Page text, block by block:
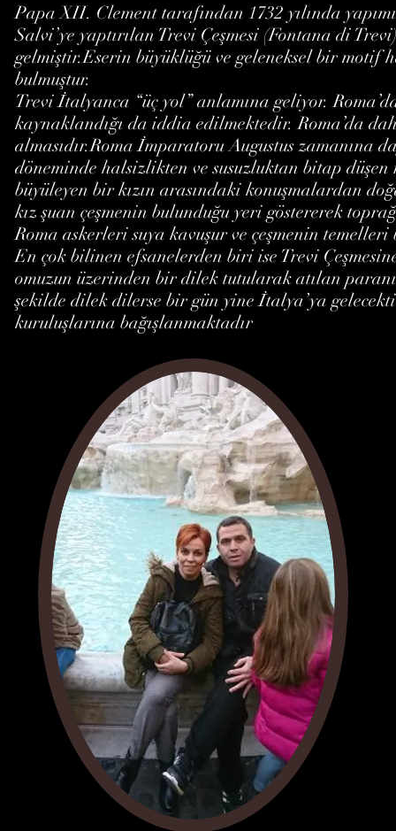
Papa XII. Clement tarafından 1732 yılında
Salvi’ye yaptırılan Trevi Çeşmesi (Fontana di
gelmiştir.Eserin büyüklüğü ve geleneksel bir motif
bulmuştur.
Trevi İtalyanca “üç yol” anlamına geliyor.
kaynaklandığı da iddia edilmektedir. Roma’da
almasıdır.Roma İmparatoru Augustus zamanına
döneminde halsizlikten ve susuzluktan bitap
büyüleyen bir kızın arasındaki konuşmalardan
kız şuan çeşmenin bulunduğu yeri göstererek
Roma askerleri suya kavuşur ve çeşmenin temelleri
En çok bilinen efsanelerden biri ise Trevi
omuzun üzerinden bir dilek tutularak atılan
şekilde dilek dilerse bir gün yine İtalya’ya
kuruluşlarına bağışlanmaktadır